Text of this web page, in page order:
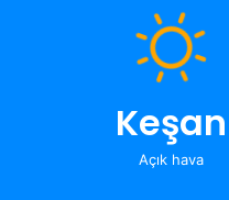
Keşan
Açık hava